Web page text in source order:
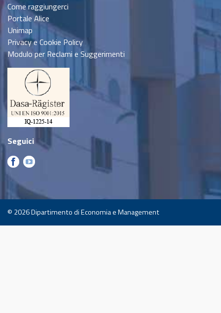
Come raggiungerci
Portale Alice
Unimap
Privacy e Cookie Policy
Modulo per Reclami e Suggerimenti
Seguici
© 2026Dipartimento di Economia e Management